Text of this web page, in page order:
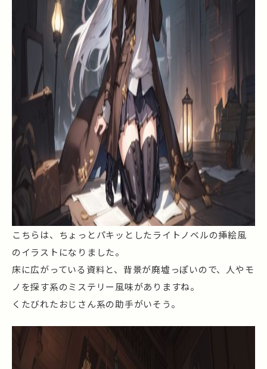
こちらは、ちょっとパキッとしたライトノベルの挿絵風
のイラストになりました。
床に広がっている資料と、背景が廃墟っぽいので、人やモ
ノを探す系のミステリー風味がありますね。
くたびれたおじさん系の助手がいそう。